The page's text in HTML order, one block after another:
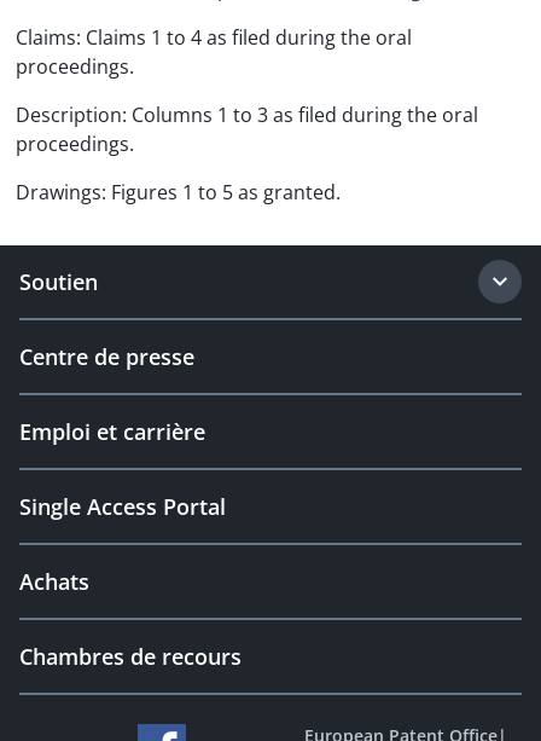
Claims: Claims 1 to 4 as filed during the oral
proceedings.
Description: Columns 1 to 3 as filed during the oral
proceedings.
Drawings: Figures 1 to 5 as granted.
Soutien
Centre de presse
Emploi et carrière
Single Access Portal
Achats
Chambres de recours
European Patent Office|